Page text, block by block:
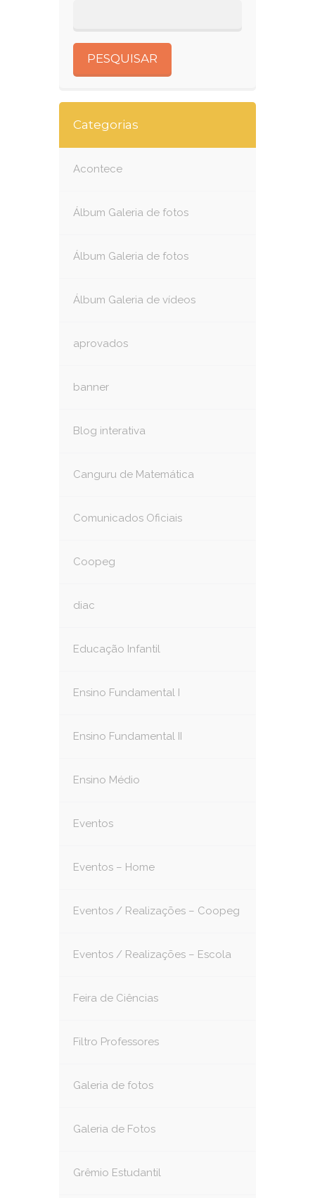
Categorias
Acontece
Álbum Galeria de fotos
Álbum Galeria de fotos
Álbum Galeria de vídeos
aprovados
banner
Blog interativa
Canguru de Matemática
Comunicados Oficiais
Coopeg
diac
Educação Infantil
Ensino Fundamental I
Ensino Fundamental II
Ensino Médio
Eventos
Eventos – Home
Eventos / Realizações – Coopeg
Eventos / Realizações – Escola
Feira de Ciências
Filtro Professores
Galeria de fotos
Galeria de Fotos
Grêmio Estudantil